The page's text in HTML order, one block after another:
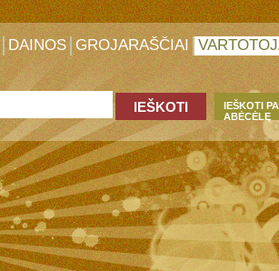
DAINOS GROJARAŠČIAI
IEŠKOTI
ABĖCĖLĘ